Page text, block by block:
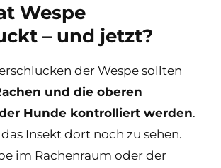
Wespe
– und jetzt?
der Wespe sollten
und die oberen
Hunde kontrolliert werden.
Insekt dort noch zu sehen.
im Rachenraum oder der